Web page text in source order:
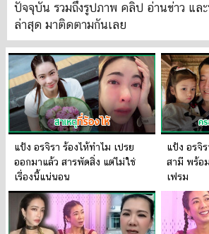
ปัจจุบัน รวมถึงรูปภาพ คลิป อ่านข่าว และ
ล่าสุด มาติดตามกันเลย
แป้ง อรจิรา ร้องไห้ทำไม เปรย
ออกมาแล้ว สารพัดสิ่ง แต่ไม่ใช่
เรื่องนี้แน่นอน
แป้ง อรจิ
สามี พร้อ
เฟรม